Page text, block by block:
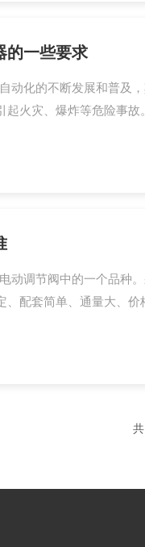
的一些要求
动化的不断发展和普及
起火灾、爆炸等危险事
动调节阀中的一个品种
、配套简单、通量大、